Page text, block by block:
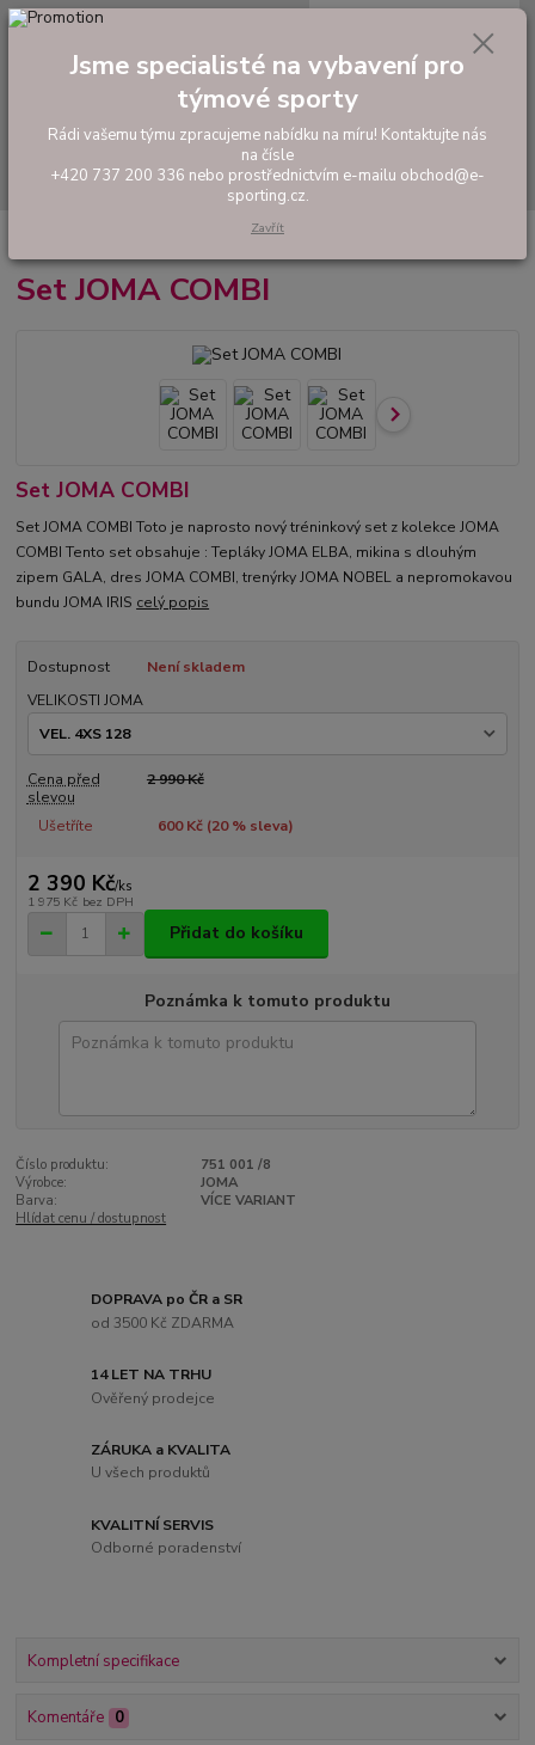
Hledat
tel: +420 737 200 336
0,00 Kč
Hráčské sety a soupravy
Set JOMA COMBI
Set JOMA COMBI
Set JOMA COMBI Toto je naprosto nový tréninkový set z kolekce JOMA
COMBI Tento set obsahuje : Tepláky JOMA ELBA, mikina s dlouhým
zipem GALA, dres JOMA COMBI, trenýrky JOMA NOBEL a nepromokavou
bundu JOMA IRIS celý popis
Dostupnost
Není skladem
VELIKOSTI JOMA
Cena před
slevou
2 990 Kč
Ušetříte 600 Kč (20% sleva)
2 390 Kč/ks
1 975 Kč bez DPH
Přidat do košíku
Poznámka k tomuto produktu
Číslo produktu:
751 001 /8
Výrobce:
JOMA
Barva:
VÍCE VARIANT
Hlídat cenu / dostupnost
DOPRAVA po ČR a SR
od 3500 Kč ZDARMA
14 LET NA TRHU
Ověřený prodejce
ZÁRUKA a KVALITA
U všech produktů
KVALITNÍ SERVIS
Odborné poradenství
Kompletní specifikace
Komentáře 0
Jsme specialisté na vybavení pro
týmové sporty
Rádi vašemu týmu zpracujeme nabídku na míru! Kontaktujte nás
na čísle
+420 737 200 336 nebo prostřednictvím e-mailu obchod@e-
sporting.cz.
Zavřít